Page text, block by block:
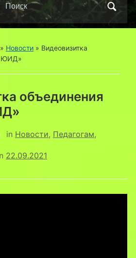
по:
» Новости» Видеовизитка
ЮИД»
объединения
in Новости, Педагогам,
22.09.2021